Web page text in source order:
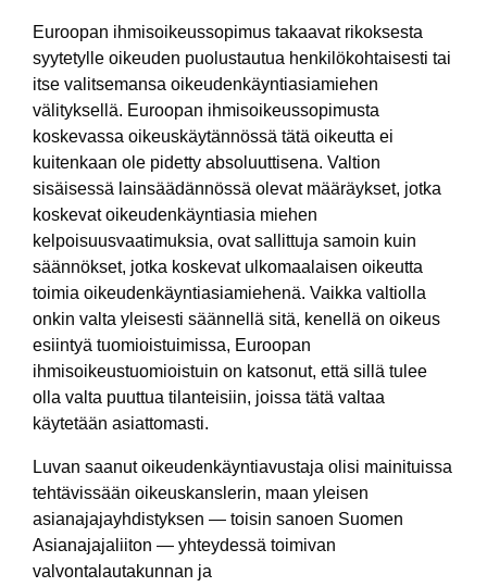
Euroopan ihmisoikeussopimus takaavat rikoksesta
syytetylle oikeuden puolustautua henkilökohtaisesti tai
itse valitsemansa oikeudenkäyntiasiamiehen
välityksellä. Euroopan ihmisoikeussopimusta
koskevassa oikeuskäytännössä tätä oikeutta ei
kuitenkaan ole pidetty absoluuttisena. Valtion
sisäisessä lainsäädännössä olevat määräykset, jotka
koskevat oikeudenkäyntiasia miehen
kelpoisuusvaatimuksia, ovat sallittuja samoin kuin
säännökset, jotka koskevat ulkomaalaisen oikeutta
toimia oikeudenkäyntiasiamiehenä. Vaikka valtiolla
onkin valta yleisesti säännellä sitä, kenellä on oikeus
esiintyä tuomioistuimissa, Euroopan
ihmisoikeustuomioistuin on katsonut, että sillä tulee
olla valta puuttua tilanteisiin, joissa tätä valtaa
käytetään asiattomasti.
Luvan saanut oikeudenkäyntiavustaja olisi mainituissa
tehtävissään oikeuskanslerin, maan yleisen
asianajajayhdistyksen — toisin sanoen Suomen
Asianajajaliiton — yhteydessä toimivan
valvontalautakunnan ja